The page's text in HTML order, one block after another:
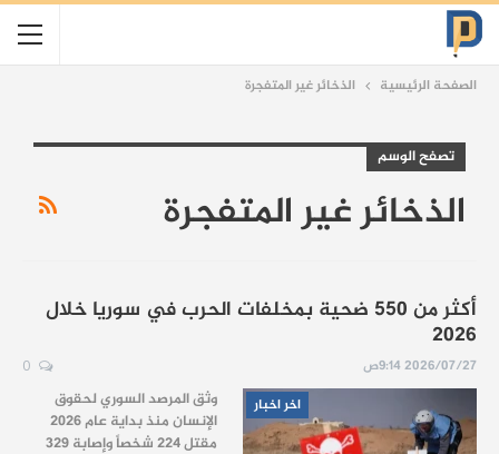
الصفحة الرئيسية الذخائر غير المتفجرة
تصفح الوسم
الذخائر غير المتفجرة
أكثر من 550 ضحية بمخلفات الحرب في سوريا خلال
2026
2026/07/27 9:14ص
اخر اخبار
وثق المرصد السوري لحقوق
الإنسان منذ بداية عام 2026
مقتل 224 شخصاً وإصابة 329